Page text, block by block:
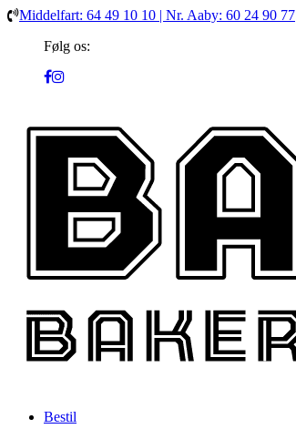
Middelfart: 64 49 10 10 | Nr. Aaby: 60 24 90 77
Følg os:
Bestil